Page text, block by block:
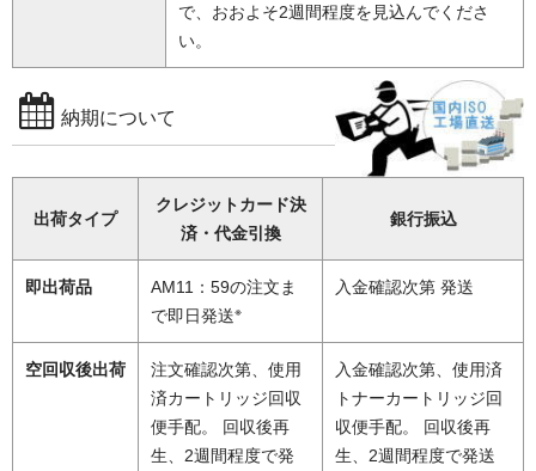
で、おおよそ2週間程度を見込んでくださ
い。
納期について
出荷タイプ
クレジットカード決
済・代金引換
銀行振込
即出荷品
AM11：59の注文ま
で即日発送※
入金確認次第 発送
空回収後出荷
注文確認次第、使用
済カートリッジ回収
便手配。 回収後再
生、2週間程度で発
入金確認次第、使用済
トナーカートリッジ回
収便手配。 回収後再
生、2週間程度で発送